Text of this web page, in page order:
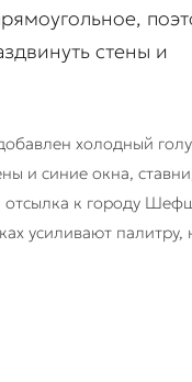
стены и
холодный
и синие окна,
отсылка к городу
усиливают палитру,